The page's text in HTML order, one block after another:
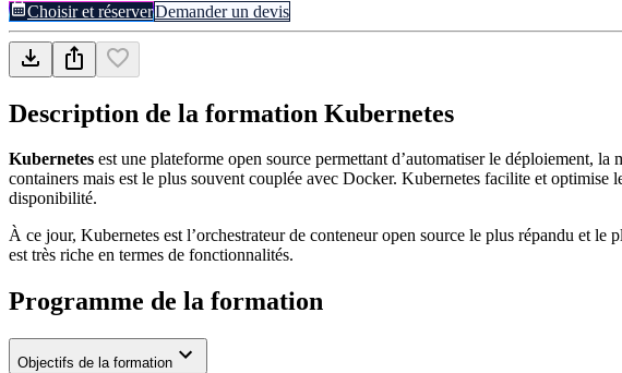
Choisir et réserverDemander un devis
Description de la formation Kubernetes
Kubernetes est une plateforme open source permettant d’automatiser le déploiement,
containers mais est le plus souvent couplée avec Docker. Kubernetes facilite et
disponibilité.
À ce jour, Kubernetes est l’orchestrateur de conteneur open source le plus répandu et
est très riche en termes de fonctionnalités.
Programme de la formation
Objectifs de la formation